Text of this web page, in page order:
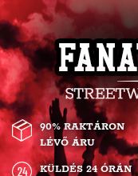
90% RAKTÁRON
LÉVŐ ÁRU
KÜLDÉS 24 ÓRÁN